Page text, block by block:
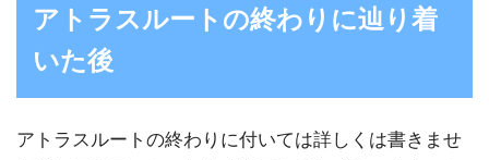
アトラスルートの終わりに辿り着
いた後
アトラスルートの終わりに付いては詳しくは書きませ